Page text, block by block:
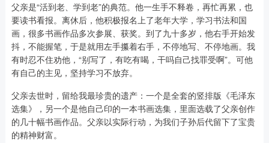
父亲是“活到老、学到老”的典范。他一生手不释卷，再忙再累，也
要读书看报。离休后，他积极报名上了老年大学，学习书法和国
画，很多书画作品多次参展、获奖。到了九十多岁，他右手开始发
抖，不能握笔，于是就用左手攥着右手，不停地写、不停地画。我
有时忍不住劝他，“别写了，有吃有喝，干吗自己找罪受啊”。可他
有自己的主见，坚持学习不放弃。
父亲去世时，留给我最珍贵的遗产：一个是全套的竖排版《毛泽东
选集》，另一个是他自己印的一本书画选集，里面选载了父亲创作
的几十幅书画作品。父亲以实际行动，为我们子孙后代留下了宝贵
的精神财富。